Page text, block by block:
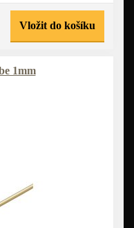
Vložit do košíku
1mm